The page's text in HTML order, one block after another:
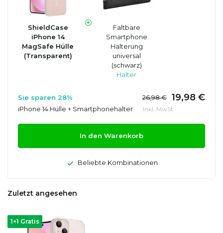
ShieldCase
iPhone 14
MagSafe Hülle
(Transparent)
Faltbare
Smartphone
Halterung
universal
(schwarz)
Halter
Sie sparen 28% 26,98 € 19,98 €
iPhone 14 Hülle + Smartphonehalter Inkl. MwSt.
In den Warenkorb
Beliebte Kombinationen
Zuletzt angesehen
1+1 Gratis